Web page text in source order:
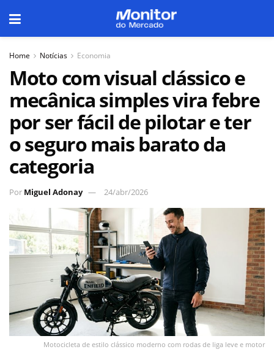
Home Notícias Economia
Moto com visual clássico e
mecânica simples vira febre
por ser fácil de pilotar e ter
o seguro mais barato da
categoria
Por Miguel Adonay 24/abr/2026
Motocicleta de estilo clássico moderno com rodas de liga leve e motor